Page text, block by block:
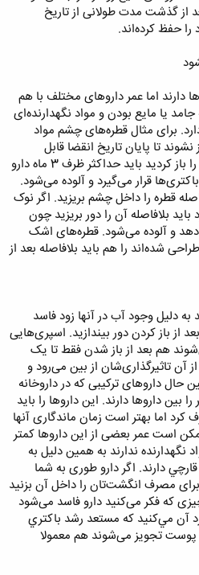
گذشت مدت طولانی از تاریخ
حفظ کرده‌اند.
دارند اما عمر داروهای مختلف با هم
یا مایع بودن و مواد نگهدارنده‌ای
برای مثال قطره‌های چشم مواد
تا پایان تاریخ انقضا قابل
استفاده‌اند اما اگر در این قطره‌ها را باز کردید باید حداکثر ظرف 3 ماه دارو
قرار می‌گیرد و آلوده می‌شود.
قطره را داخل چشم بریزید. اگر نوک
بلافاصله آن را دور بریزید چون
و آلوده می‌شود. قطره‌های اشک
شده‌اند را هم باید بلافاصله بعد از
دليل وجود آب در آنها زود فاسد
بهتر است آنها را 3ماه بعد از باز کردن دور بیندازید. اسپری‌هایی
هم بعد از باز شدن فقط تا یک
آن تاثیرگذاری‌شان از بین می‌رود و
حال داروهای ترکیبی که در داروخانه
داروها دارند. این داروها را باید
تا 4هفته مصرف کرد اما بهتر است زمان ماندگاری آنها
است عمر بعضی از این داروها کمتر
نگهدارنده ندارند به همين دليل به
دارند. اگر دارو طوری به شما
مصرف انگشت‌تان را داخل آن بزنید
که فکر می‌کنید دارو فاسد می‌شود
آن مي‌كنيد كه مستعد رشد باكتري
تجویز می‌شوند هم معمولا